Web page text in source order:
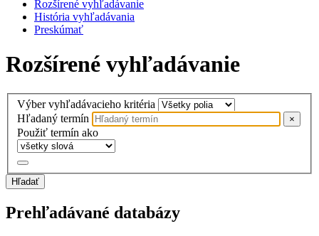
Rozšírené vyhľadávanie
História vyhľadávania
Preskúmať
Rozšírené vyhľadávanie
Výber vyhľadávacieho kritéria
Hľadaný termín
×
Použiť termín ako
Hľadať
Prehľadávané databázy